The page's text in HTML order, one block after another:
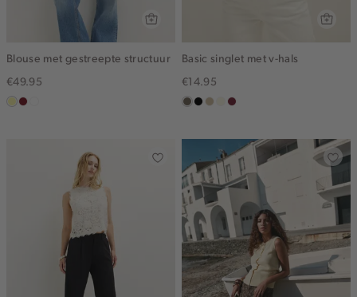
Blouse met gestreepte structuur
€49.95
lichtgeel
rood,
Basic singlet met v-hals
€14.95
middenbruin
zwartlichtzand
wit,
white
bordeaux